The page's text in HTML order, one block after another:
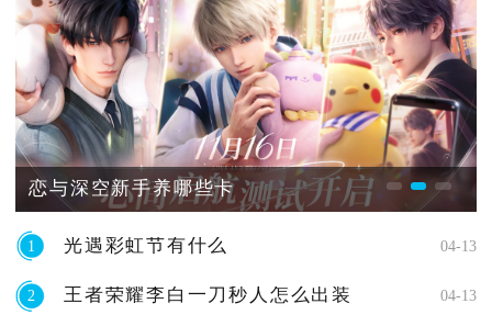
恋与深空新手养哪些卡
1 光遇彩虹节有什么 04-13
2 王者荣耀李白一刀秒人怎么出装 04-13